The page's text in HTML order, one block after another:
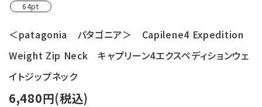
64pt
＜patagonia パタゴニア＞ Capilene4 Expedition
Weight Zip Neck キャプリーン4エクスペディションウェ
イトジップネック
6,480円(税込)